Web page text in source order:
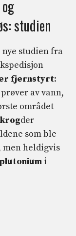
studien
studien fra
fjernstyrt:
av vann,
området
der
som ble
men heldigvis
plutonium i